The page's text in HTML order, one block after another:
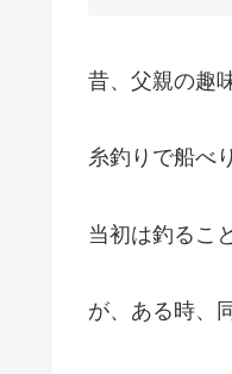
昔、父親の趣
糸釣りで船べ
当初は釣るこ
が、ある時、